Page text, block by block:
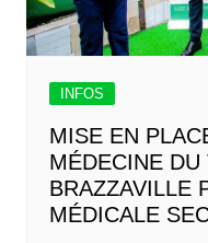
INFOS
MISE EN
MÉDECINE DU
BRAZZAVILLE
MÉDICALE